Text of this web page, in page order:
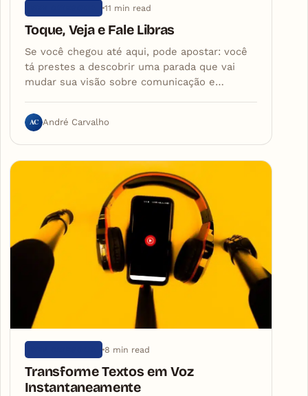
11 min read
Toque, Veja e Fale Libras
Se você chegou até aqui, pode apostar: você
tá prestes a descobrir uma parada que vai
mudar sua visão sobre comunicação e…
AC André Carvalho
8 min read
Transforme Textos em Voz
Instantaneamente